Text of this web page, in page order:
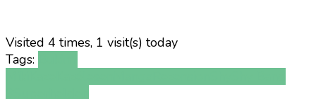
Visited 4 times, 1 visit(s) today
Tags: